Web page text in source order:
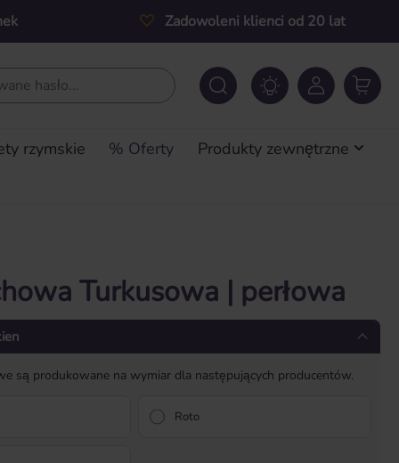
Zadowoleni klienci od 20 lat
rzymskie % Oferty
Produkty zewnętrzne
Turkusowa | perłowa
są produkowane na wymiar dla następujących producentów.
Roto